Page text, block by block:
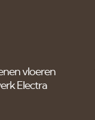
vloeren
Electra